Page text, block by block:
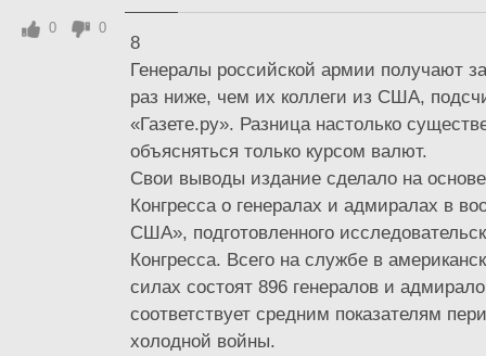
8
Генералы российской армии получают
раз ниже, чем их коллеги из США,
«Газете.ру». Разница настолько
объясняться только курсом валют.
Свои выводы издание сделало на
Конгресса о генералах и адмиралах в
США», подготовленного
Конгресса. Всего на службе в
силах состоят 896 генералов и
соответствует средним показателям
холодной войны.
0 0